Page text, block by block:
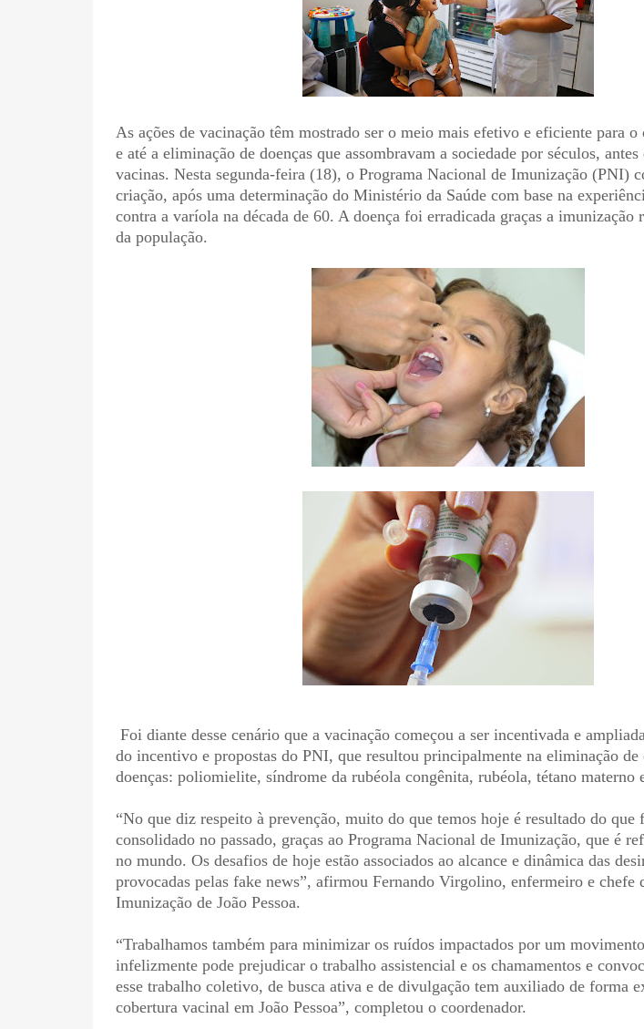
As ações de vacinação têm mostrado ser o meio mais efetivo e eficiente para
e até a eliminação de doenças que assombravam a sociedade por séculos,
vacinas. Nesta segunda-feira (18), o Programa Nacional de Imunização (PNI)
criação, após uma determinação do Ministério da Saúde com base na
contra a varíola na década de 60. A doença foi erradicada graças a imunização
da população.
Foi diante desse cenário que a vacinação começou a ser incentivada e
do incentivo e propostas do PNI, que resultou principalmente na eliminação de
doenças: poliomielite, síndrome da rubéola congênita, rubéola, tétano materno
“No que diz respeito à prevenção, muito do que temos hoje é resultado do que
consolidado no passado, graças ao Programa Nacional de Imunização, que é
no mundo. Os desafios de hoje estão associados ao alcance e dinâmica das
provocadas pelas fake news”, afirmou Fernando Virgolino, enfermeiro e chefe
Imunização de João Pessoa.
“Trabalhamos também para minimizar os ruídos impactados por um
infelizmente pode prejudicar o trabalho assistencial e os chamamentos e
esse trabalho coletivo, de busca ativa e de divulgação tem auxiliado de forma
cobertura vacinal em João Pessoa”, completou o coordenador.